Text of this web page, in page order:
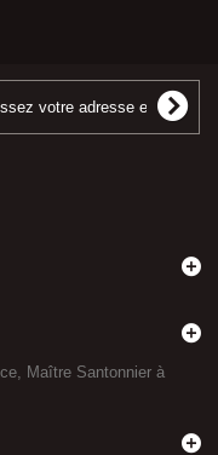
Maître Santonnier à